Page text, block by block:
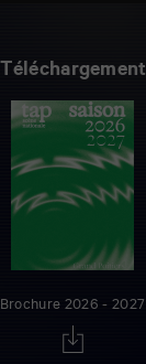
Téléchargement
Brochure 2026 - 2027